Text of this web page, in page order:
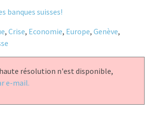
banques suisses!
, Crise, Economie, Europe, Genève,
résolution n'est disponible,
e-mail.